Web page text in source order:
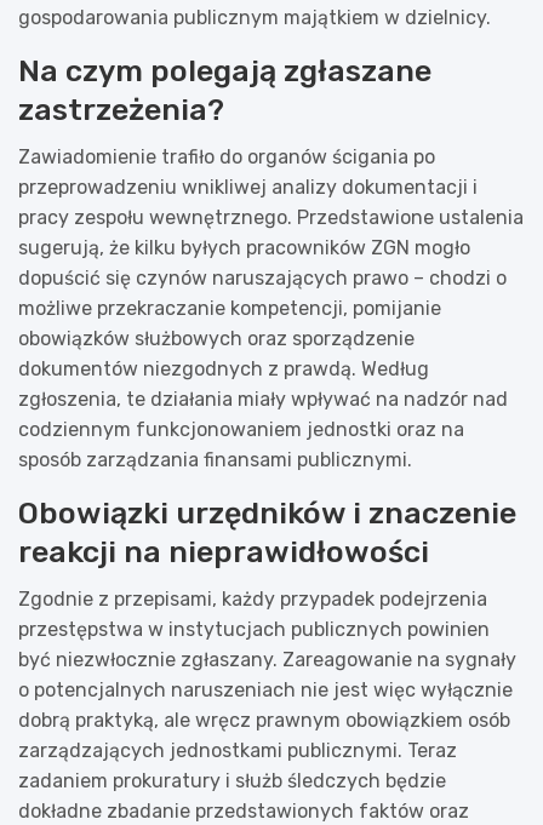
gospodarowania publicznym majątkiem w dzielnicy.
Na czym polegają zgłaszane
zastrzeżenia?
Zawiadomienie trafiło do organów ścigania po
przeprowadzeniu wnikliwej analizy dokumentacji i
pracy zespołu wewnętrznego. Przedstawione ustalenia
sugerują, że kilku byłych pracowników ZGN mogło
dopuścić się czynów naruszających prawo – chodzi o
możliwe przekraczanie kompetencji, pomijanie
obowiązków służbowych oraz sporządzenie
dokumentów niezgodnych z prawdą. Według
zgłoszenia, te działania miały wpływać na nadzór nad
codziennym funkcjonowaniem jednostki oraz na
sposób zarządzania finansami publicznymi.
Obowiązki urzędników i znaczenie
reakcji na nieprawidłowości
Zgodnie z przepisami, każdy przypadek podejrzenia
przestępstwa w instytucjach publicznych powinien
być niezwłocznie zgłaszany. Zareagowanie na sygnały
o potencjalnych naruszeniach nie jest więc wyłącznie
dobrą praktyką, ale wręcz prawnym obowiązkiem osób
zarządzających jednostkami publicznymi. Teraz
zadaniem prokuratury i służb śledczych będzie
dokładne zbadanie przedstawionych faktów oraz